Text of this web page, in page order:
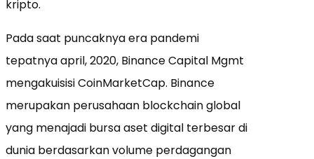
kripto.
Pada saat puncaknya era pandemi
tepatnya april, 2020, Binance Capital Mgmt
mengakuisisi CoinMarketCap. Binance
merupakan perusahaan blockchain global
yang menajadi bursa aset digital terbesar di
dunia berdasarkan volume perdagangan